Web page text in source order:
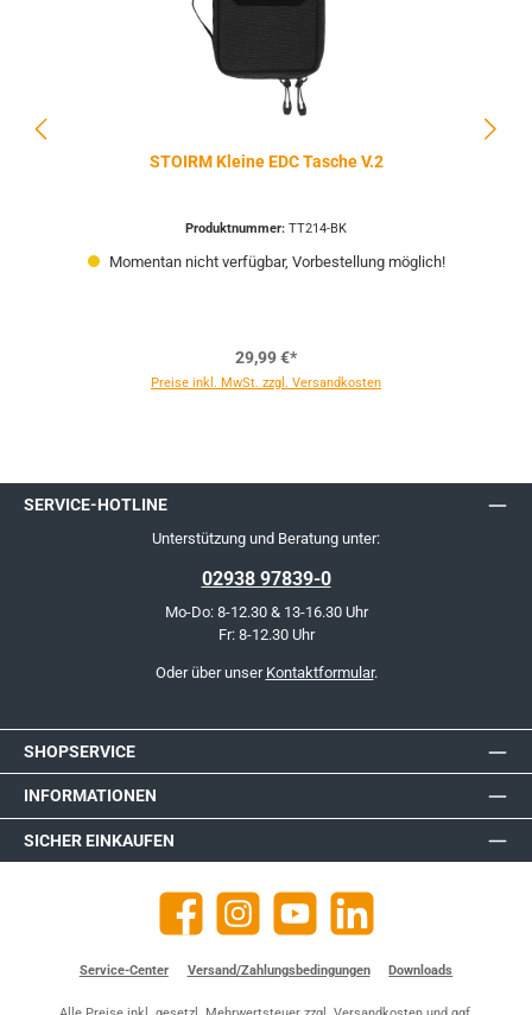
STOIRM Kleine EDC Tasche V.2
Produktnummer: TT214-BK
Momentan nicht verfügbar, Vorbestellung möglich!
29,99 €*
Preise inkl. MwSt. zzgl. Versandkosten
SERVICE-HOTLINE
Unterstützung und Beratung unter:
02938 97839-0
Mo-Do: 8-12.30 & 13-16.30 Uhr
Fr: 8-12.30 Uhr
Oder über unser Kontaktformular.
SHOPSERVICE
INFORMATIONEN
SICHER EINKAUFEN
Facebook Instagram YouTube https://de.linkedin.com/company/
Service-Center Versand/Zahlungsbedingungen Downloads